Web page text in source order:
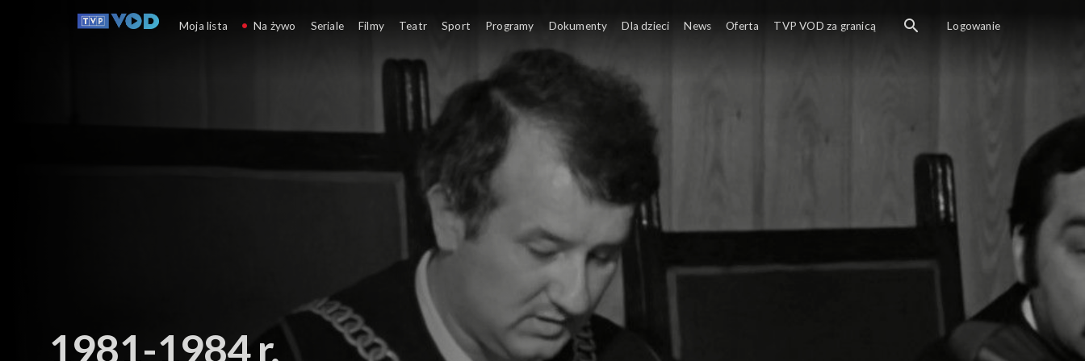
1981-1984 r.
Moja lista Na żywo Seriale Filmy Teatr Sport Programy Dokumenty Dla dzieci News Oferta TVP VOD za granicą Logowanie